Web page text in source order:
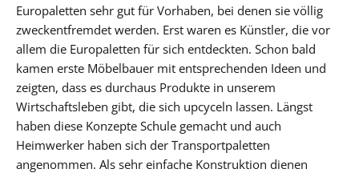
Europaletten sehr gut für Vorhaben, bei denen sie völlig
zweckentfremdet werden. Erst waren es Künstler, die vor
allem die Europaletten für sich entdeckten. Schon bald
kamen erste Möbelbauer mit entsprechenden Ideen und
zeigten, dass es durchaus Produkte in unserem
Wirtschaftsleben gibt, die sich upcyceln lassen. Längst
haben diese Konzepte Schule gemacht und auch
Heimwerker haben sich der Transportpaletten
angenommen. Als sehr einfache Konstruktion dienen